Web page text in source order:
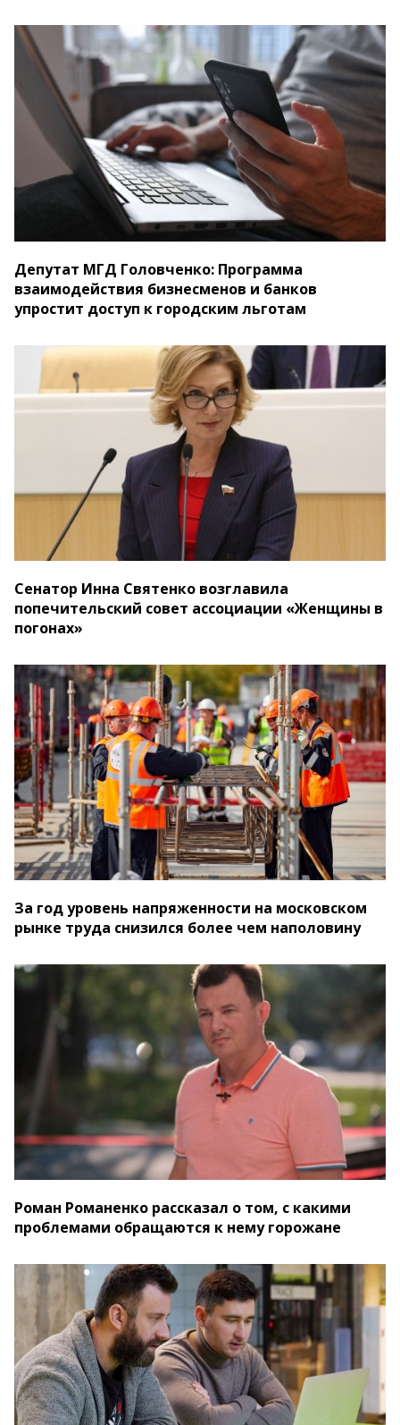
Депутат МГД Головченко: Программа
взаимодействия бизнесменов и банков
упростит доступ к городским льготам
Сенатор Инна Святенко возглавила
попечительский совет ассоциации «Женщины в
погонах»
За год уровень напряженности на московском
рынке труда снизился более чем наполовину
Роман Романенко рассказал о том, с какими
проблемами обращаются к нему горожане